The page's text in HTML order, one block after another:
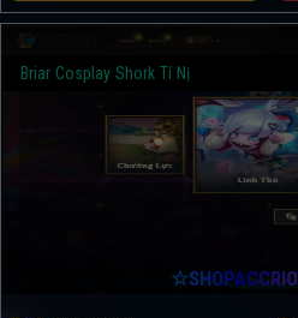
Briar Cosplay Shork Tí Nị